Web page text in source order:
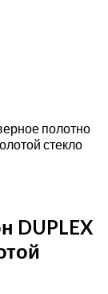
полотно
стекло
DUPLEX